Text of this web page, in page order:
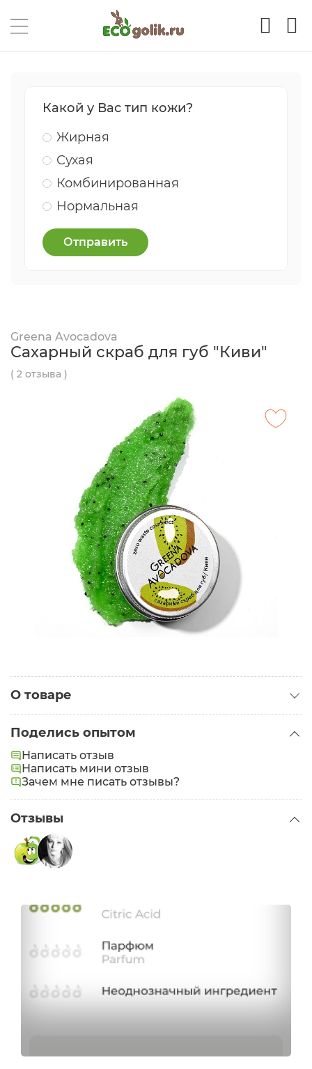
Какой у Вас тип кожи?
Жирная
Сухая
Комбинированная
Нормальная
Отправить
Greena Avocadova
Сахарный скраб для губ "Киви"
( 2 отзыва )
О товаре
Поделись опытом
Написать отзыв
Написать мини отзыв
Зачем мне писать отзывы?
Отзывы